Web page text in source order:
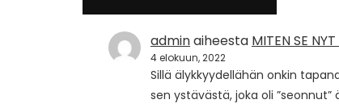
adminaiheesta MITEN SE
4 elokuun, 2022
Sillä älykkyydellähän onkin
sen ystävästä, joka oli ”seonnut”